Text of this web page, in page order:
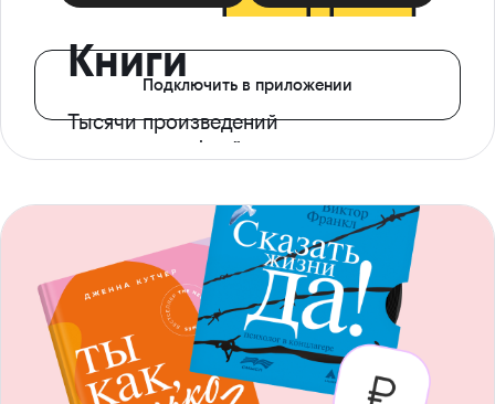
Книги
Тысячи произведений
с доступом офлайн
Подключить в приложении